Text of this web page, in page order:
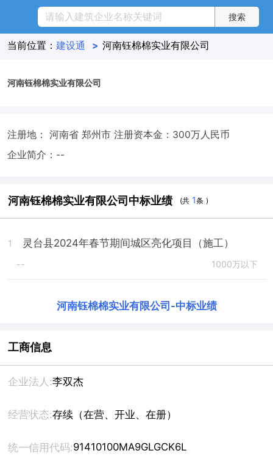
当前位置： 建设通 > 河南钰棉棉实业有限公司
河南钰棉棉实业有限公司
注册地： 河南省 郑州市 注册资本金：300万人民币
企业简介：--
河南钰棉棉实业有限公司中标业绩 (共 1条 )
1 灵台县2024年春节期间城区亮化项目（施工）
-- 1000万以下
河南钰棉棉实业有限公司 -中标业绩
工商信息
企业法人:李双杰
经营状态:存续（在营、开业、在册）
统一信用代码:91410100MA9GLGCK6L